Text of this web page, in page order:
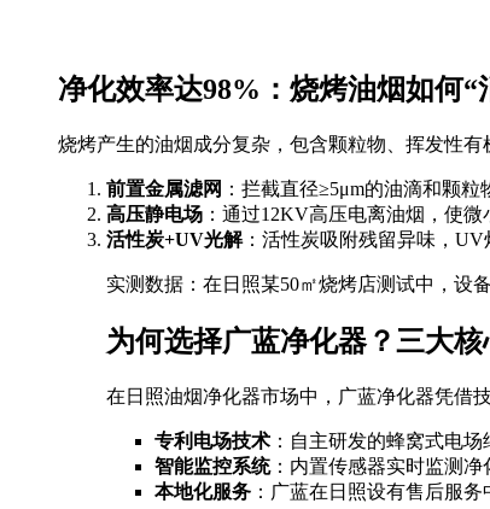
净化效率达98%：烧烤油烟如何“
烧烤产生的油烟成分复杂，包含颗粒物、挥发性
前置金属滤网 ：拦截直径≥5μm的油滴和颗粒
高压静电场 ：通过12KV高压电离油烟，使
活性炭+UV光解：活性炭吸附残留异味，UV
实测数据：在日照某50㎡烧烤店测试中，设
为何选择广蓝净化器？三大
在日照油烟净化器市场中，广蓝净化器凭借
专利电场技术 ：自主研发的蜂窝式电
智能监控系统：内置传感器实时监测净
本地化服务 ：广蓝在日照设有售后服